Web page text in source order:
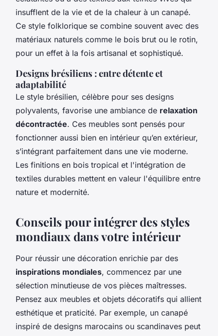
insufflent de la vie et de la chaleur à un canapé.
Ce style folklorique se combine souvent avec des
matériaux naturels comme le bois brut ou le rotin,
pour un effet à la fois artisanal et sophistiqué.
Designs brésiliens : entre détente et
adaptabilité
Le style brésilien, célèbre pour ses designs
polyvalents, favorise une ambiance de relaxation
décontractée. Ces meubles sont pensés pour
fonctionner aussi bien en intérieur qu’en extérieur,
s’intégrant parfaitement dans une vie moderne.
Les finitions en bois tropical et l'intégration de
textiles durables mettent en valeur l'équilibre entre
nature et modernité.
Conseils pour intégrer des styles
mondiaux dans votre intérieur
Pour réussir une décoration enrichie par des
inspirations mondiales, commencez par une
sélection minutieuse de vos pièces maîtresses.
Pensez aux meubles et objets décoratifs qui allient
esthétique et praticité. Par exemple, un canapé
inspiré de designs marocains ou scandinaves peut